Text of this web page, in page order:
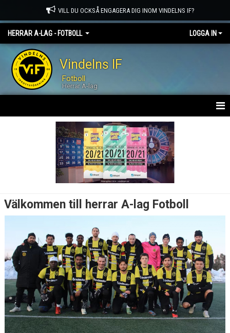
VILL DU OCKSÅ ENGAGERA DIG INOM VINDELNS IF?
HERRAR A-LAG - FOTBOLL LOGGA IN
Vindelns IF
Fotboll
Herrar A-lag
DOKUMENT
Välkommen till herrar A-lag Fotboll